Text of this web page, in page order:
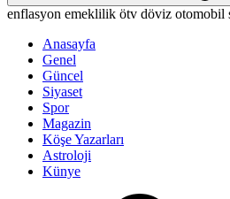
enflasyon emeklilik ötv döviz otomobil
Anasayfa
Genel
Güncel
Siyaset
Spor
Magazin
Köşe Yazarları
Astroloji
Künye